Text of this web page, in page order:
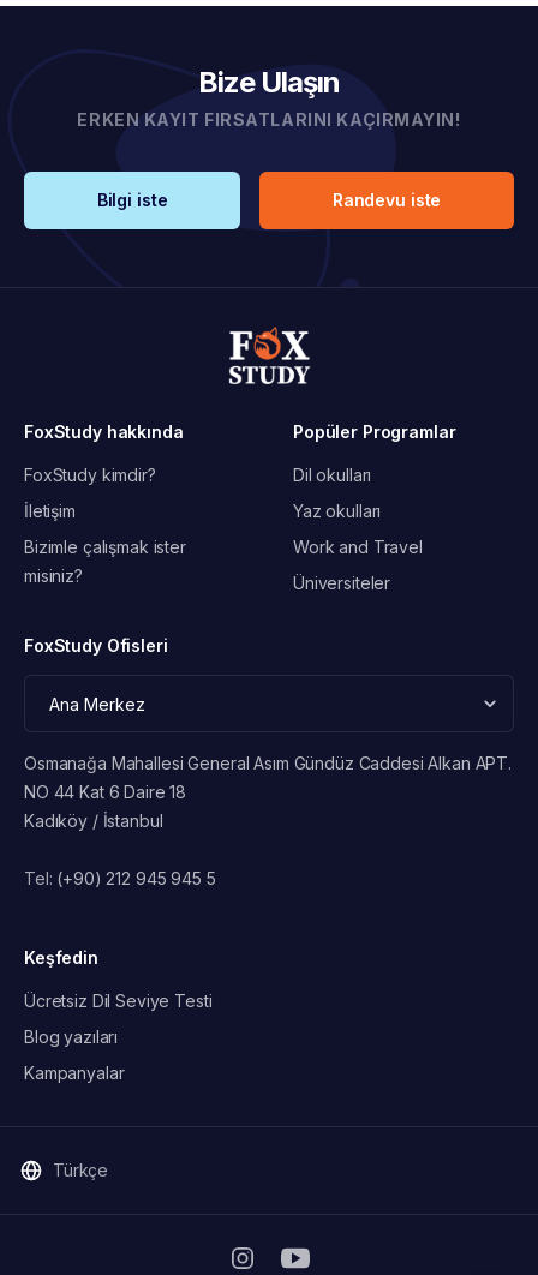
Bize Ulaşın
ERKEN KAYIT FIRSATLARINI KAÇIRMAYIN!
Bilgi iste Randevu iste
FoxStudy hakkında
FoxStudy kimdir?
İletişim
Bizimle çalışmak ister
misiniz?
Popüler Programlar
Dil okulları
Yaz okulları
Work and Travel
Üniversiteler
FoxStudy Ofisleri
Osmanağa Mahallesi General Asım Gündüz Caddesi Alkan APT.
NO 44 Kat 6 Daire 18
Kadıköy / İstanbul
Tel: (+90) 212 945 945 5
Keşfedin
Ücretsiz Dil Seviye Testi
Blog yazıları
Kampanyalar
Türkçe